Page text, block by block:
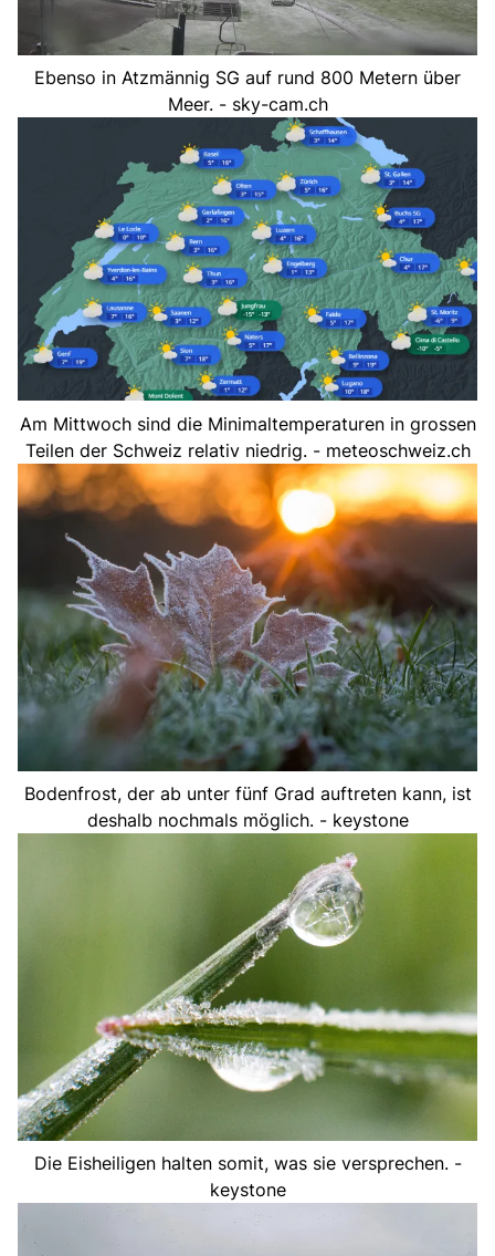
Ebenso in Atzmännig SG auf rund 800 Metern über
Meer. - sky-cam.ch
Am Mittwoch sind die Minimaltemperaturen in grossen
Teilen der Schweiz relativ niedrig. - meteoschweiz.ch
Bodenfrost, der ab unter fünf Grad auftreten kann, ist
deshalb nochmals möglich. - keystone
Die Eisheiligen halten somit, was sie versprechen. -
keystone